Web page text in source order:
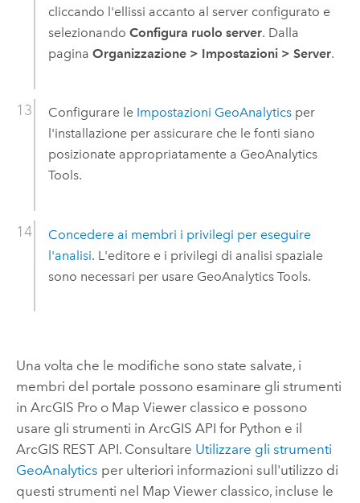
cliccando l'ellissi accanto al server configurato e
selezionando Configura ruolo server. Dalla
pagina Organizzazione > Impostazioni > Server.
Configurare le Impostazioni GeoAnalyticsper
l'installazione per assicurare che le fonti siano
posizionate appropriatamente a GeoAnalytics
Tools.
Concedere ai membri i privilegi per eseguire
l'analisi. L'editore e i privilegi di analisi spaziale
sono necessari per usare GeoAnalytics Tools.
Una volta che le modifiche sono state salvate, i
membri del portale possono esaminare gli strumenti
in ArcGIS Proo Map Viewer classicoe possono
usare gli strumenti in ArcGIS API for Python e il
ArcGIS REST API. Consultare Utilizzare gli strumenti
GeoAnalytics per ulteriori informazioni sull'utilizzo di
questi strumenti nel Map Viewer classico, incluse le